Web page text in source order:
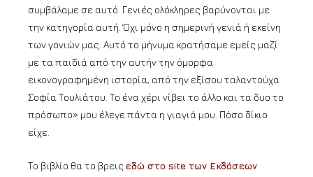
συμβάλαμε σε αυτό. Γενιές ολόκληρες βαρύνονται με
την κατηγορία αυτή. Όχι μόνο η σημερινή γενιά ή εκείνη
των γονιών μας. Αυτό το μήνυμα κρατήσαμε εμείς μαζί
με τα παιδιά από την αυτήν την όμορφα
εικονογραφημένη ιστορία, από την εξίσου ταλαντούχα
Σοφία Τουλιάτου. Το ένα χέρι νίβει το άλλο και τα δυο το
πρόσωπο» μου έλεγε πάντα η γιαγιά μου. Πόσο δίκιο
είχε.
Το βιβλίο θα το βρεις εδώ στο site των Εκδόσεων